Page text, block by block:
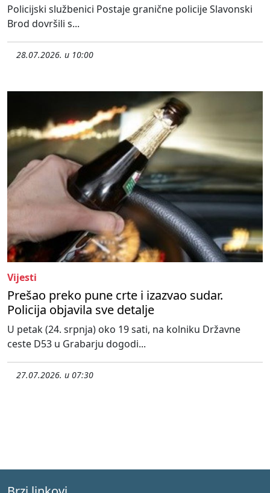
Policijski službenici Postaje granične policije Slavonski
Brod dovršili s...
28.07.2026. u 10:00
Vijesti
Prešao preko pune crte i izazvao sudar.
Policija objavila sve detalje
U petak (24. srpnja) oko 19 sati, na kolniku Državne
ceste D53 u Grabarju dogodi...
27.07.2026. u 07:30